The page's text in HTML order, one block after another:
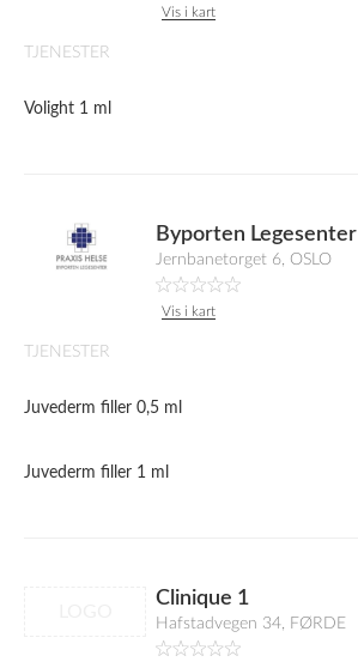
Vis i kart
TJENESTER
Volight 1 ml
Byporten Legesenter
Jernbanetorget 6, OSLO
Vis i kart
TJENESTER
Juvederm filler 0,5 ml
Juvederm filler 1 ml
Clinique 1
Hafstadvegen 34, FØRDE